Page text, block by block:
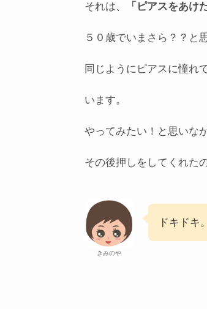
それは、 「ピアスをあけ
５０歳でいまさら？？と
同じようにピアスに憧れ
います。
やってみたい！と思いな
その後押しをしてくれた
きみのや
ドキドキ。